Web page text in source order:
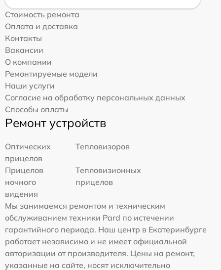
Стоимость ремонта
Оплата и доставка
Контакты
Вакансии
О компании
Ремонтируемые модели
Наши услуги
Согласие на обработку персональных данных
Способы оплаты
Ремонт устройств
Оптических
прицелов
Тепловизоров
Прицелов
ночного
видения
Тепловизионных
прицелов
Мы занимаемся ремонтом и техническим
обслуживанием техники Pard по истечении
гарантийного периода. Наш центр в Екатеринбурге
работает независимо и не имеет официальной
авторизации от производителя. Цены на ремонт,
указанные на сайте, носят исключительно